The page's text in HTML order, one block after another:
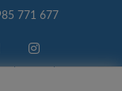
771 677
LinkedinInstagram